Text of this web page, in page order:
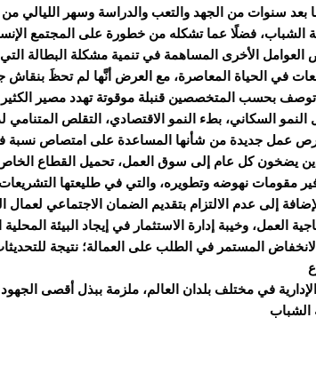
الشباب، فضلًا عما تشكله من خطورة على المجتمع
العوامل الأخرى المساهمة في تنمية مشكلة البطالة
في الحياة المعاصرة، مع العرض أنَّها لم تحظَ
توصف بحسب المتخصصين قنبلة موقوتة تهدد مصير الكثير
السكاني، بطء النمو الاقتصادي، التقلص المتنامي
عمل جديدة من شأنها المساعدة على امتصاص نسبة
يضخون كل عام إلى سوق العمل، تحميل القطاع
مقومات نهوضه وتطويره، والتي في طليعتها التشريعات
بالإضافة إلى عدم الالتزام بتقديم الضمان الاجتماعي
العمل، وخيبة إدارة الاستثمار في إيجاد البيئة
المستمر في الطلب على العمالة؛ نتيجة
في مختلف بلدان العالم، ملزمة ببذل أقصى